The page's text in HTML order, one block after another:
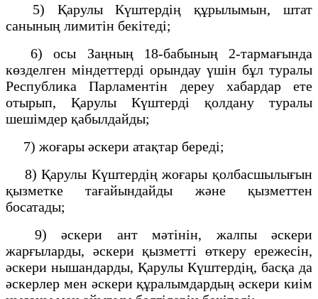
5) Қарулы Күштердің құрылымын, штат
санының лимитін бекітеді;
6) осы Заңның 18-бабының 2-тармағында
көзделген мiндеттердi орындау үшін бұл туралы
Республика Парламентін дереу хабардар ете
отырып, Қарулы Күштердi қолдану туралы
шешімдер қабылдайды;
7) жоғары әскери атақтар береді;
8) Қарулы Күштердiң жоғары қолбасшылығын
қызметке тағайындайды және қызметтен
босатады;
9) әскери ант мәтінін, жалпы әскери
жарғыларды, әскери қызметті өткеру ережесiн,
әскери нышандарды, Қарулы Күштердiң, басқа да
әскерлер мен әскери құралымдардың әскери киім